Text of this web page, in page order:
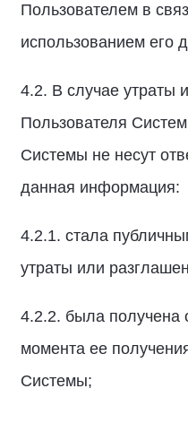
Пользователем в
использованием его
4.2. В случае утраты
Пользователя
Системы не несут
данная информация:
4.2.1. стала
утраты или
4.2.2. была получена
момента ее
Системы;